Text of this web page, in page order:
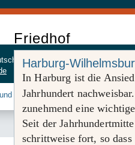
Friedhof
Harburg-
In Harburg ist die
Jahrhundert
zunehmend eine
Seit der
schrittweise fort, so
Juden, Beim Schlump 83,
Datenschutz